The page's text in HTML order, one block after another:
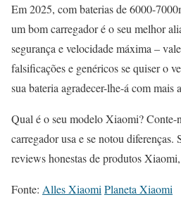
Em 2025, com baterias de 6000-
um bom carregador é o seu melhor
segurança e velocidade máxima –
falsificações e genéricos se quiser o
sua bateria agradecer-lhe-á com mais
Qual é o seu modelo Xiaomi? Conte-
carregador usa e se notou diferenças.
reviews honestas de produtos
Fonte: Alles Xiaomi Planeta Xiaomi